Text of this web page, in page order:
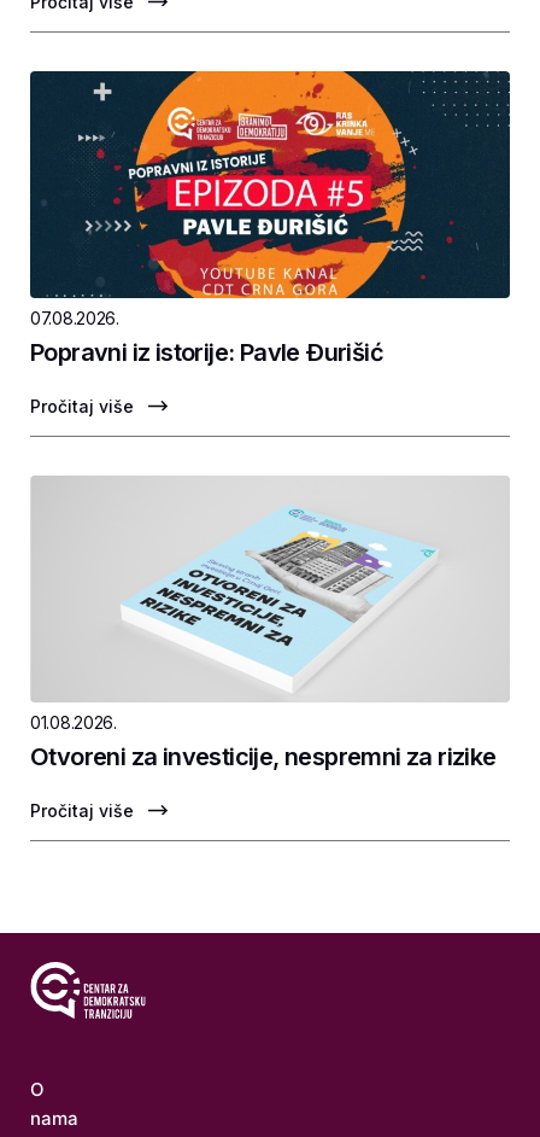
07.08.2026.
Popravni iz istorije: Pavle Ðurišić
Pročitaj više
01.08.2026.
Otvoreni za investicije, nespremni za rizike
Pročitaj više
O
nama